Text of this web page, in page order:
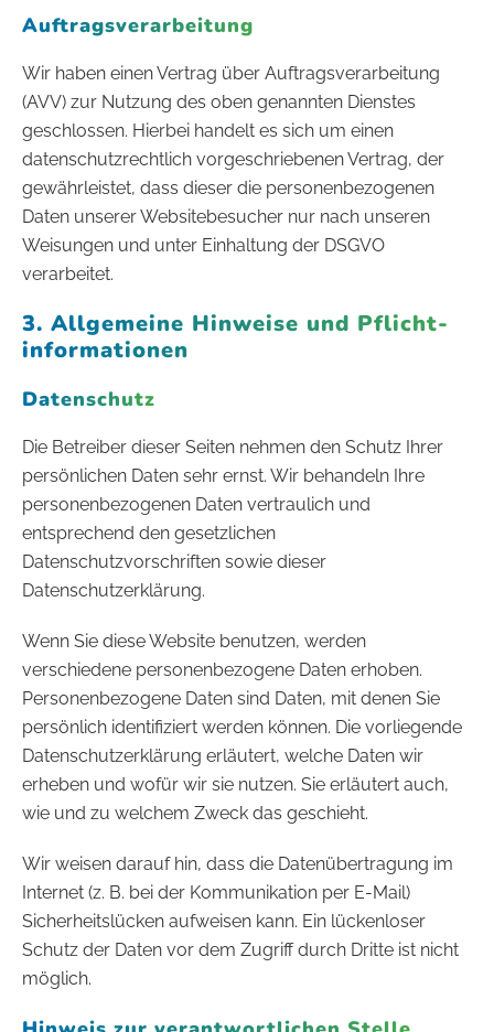
Auftragsverarbeitung
Wir haben einen Vertrag über Auftragsverarbeitung
(AVV) zur Nutzung des oben genannten Dienstes
geschlossen. Hierbei handelt es sich um einen
datenschutzrechtlich vorgeschriebenen Vertrag, der
gewährleistet, dass dieser die personenbezogenen
Daten unserer Websitebesucher nur nach unseren
Weisungen und unter Einhaltung der DSGVO
verarbeitet.
3. Allgemeine Hinweise und Pflicht­
informationen
Datenschutz
Die Betreiber dieser Seiten nehmen den Schutz Ihrer
persönlichen Daten sehr ernst. Wir behandeln Ihre
personenbezogenen Daten vertraulich und
entsprechend den gesetzlichen
Datenschutzvorschriften sowie dieser
Datenschutzerklärung.
Wenn Sie diese Website benutzen, werden
verschiedene personenbezogene Daten erhoben.
Personenbezogene Daten sind Daten, mit denen Sie
persönlich identifiziert werden können. Die vorliegende
Datenschutzerklärung erläutert, welche Daten wir
erheben und wofür wir sie nutzen. Sie erläutert auch,
wie und zu welchem Zweck das geschieht.
Wir weisen darauf hin, dass die Datenübertragung im
Internet (z. B. bei der Kommunikation per E-Mail)
Sicherheitslücken aufweisen kann. Ein lückenloser
Schutz der Daten vor dem Zugriff durch Dritte ist nicht
möglich.